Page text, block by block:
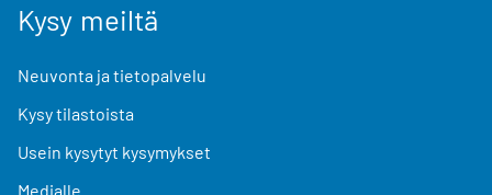
Kysy meiltä
Neuvonta ja tietopalvelu
Kysy tilastoista
Usein kysytyt kysymykset
Medialle